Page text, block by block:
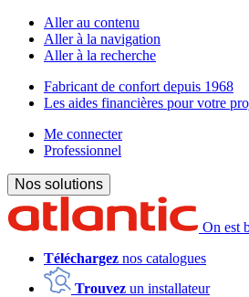
Aller au contenu
Aller à la navigation
Aller à la recherche
Fabricant de confort depuis 1968
Les aides financières pour votre
Me connecter
Professionnel
Nos solutions
On est
Téléchargez nos catalogues
Trouvez un installateur